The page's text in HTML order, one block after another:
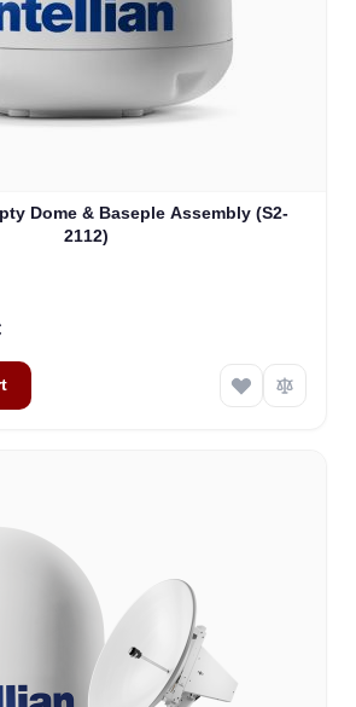
Dome & Baseple Assembly (S2-
2112)